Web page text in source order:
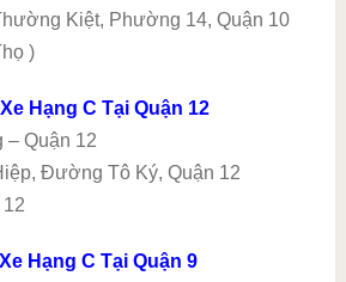
Kiệt, Phường 14, Quận 10
)
Hạng C Tại Quận 12
– Quận 12
Đường Tô Ký, Quận 12
Hạng C Tại Quận 9